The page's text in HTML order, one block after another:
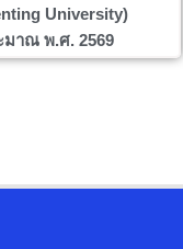
University)
มาณ พ.ศ. 2569